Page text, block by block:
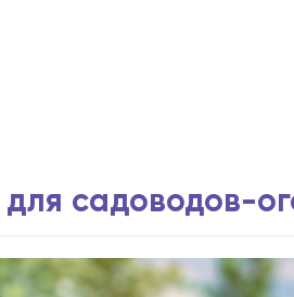
садоводов-